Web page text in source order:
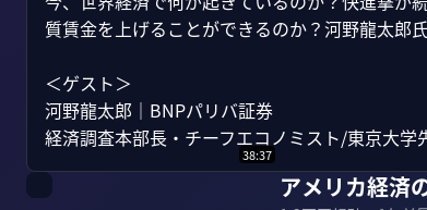
質賃金を上げることができるのか？河野龍太郎
＜ゲスト＞
河野龍太郎｜BNPパリバ証券
経済調査本部長・チーフエコノミスト/東京大学
38:37
アメリカ経済